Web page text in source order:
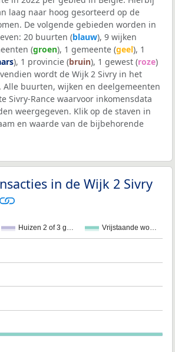
laag naar hoog gesorteerd op de
De volgende gebieden worden in
20 buurten (blauw), 9 wijken
(groen), 1 gemeente (geel), 1
), 1 provincie (bruin), 1 gewest (roze)
wordt de Wijk 2 Sivry in het
Alle buurten, wijken en deelgemeenten
Sivry-Rance waarvoor inkomensdata
weergegeven. Klik op de staven in
en waarde van de bijbehorende
in de Wijk 2 Sivry
Huizen 2 of 3 g… Vrijstaande wo…